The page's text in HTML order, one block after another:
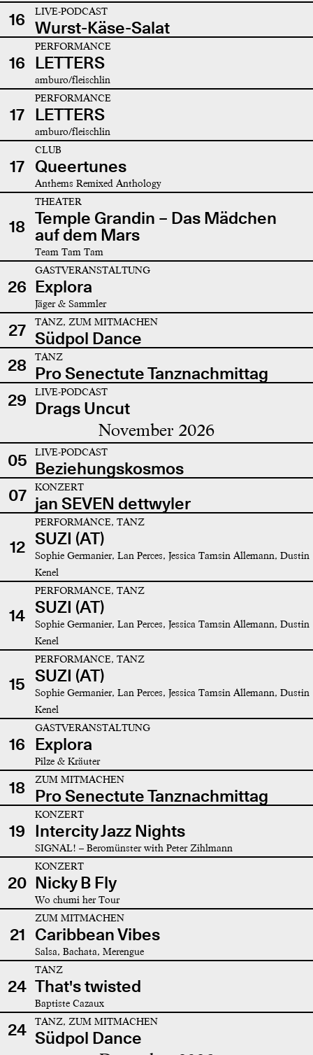
16 LIVE-PODCAST
Wurst-Käse-Salat
16
PERFORMANCE
LETTERS
amburo/fleischlin
17
PERFORMANCE
LETTERS
amburo/fleischlin
17
CLUB
Queertunes
Anthems Remixed Anthology
18
THEATER
Temple Grandin – Das Mädchen
auf dem Mars
Team Tam Tam
26
GASTVERANSTALTUNG
Explora
Jäger & Sammler
27 TANZ, ZUM MITMACHEN
Südpol Dance
28
TANZ
Pro Senectute Tanznachmittag
29
LIVE-PODCAST
Drags Uncut
November 2026
05 LIVE-PODCAST
Beziehungskosmos
07
KONZERT
jan SEVEN dettwyler
12
PERFORMANCE, TANZ
SUZI (AT)
Sophie Germanier, Lan Perces, Jessica Tamsin Allemann, Dustin
Kenel
14
PERFORMANCE, TANZ
SUZI (AT)
Sophie Germanier, Lan Perces, Jessica Tamsin Allemann, Dustin
Kenel
15
PERFORMANCE, TANZ
SUZI (AT)
Sophie Germanier, Lan Perces, Jessica Tamsin Allemann, Dustin
Kenel
16
GASTVERANSTALTUNG
Explora
Pilze & Kräuter
18 ZUM MITMACHEN
Pro Senectute Tanznachmittag
19
KONZERT
Intercity Jazz Nights
SIGNAL! – Beromünster with Peter Zihlmann
20
KONZERT
Nicky B Fly
Wo chumi her Tour
21
ZUM MITMACHEN
Caribbean Vibes
Salsa, Bachata, Merengue
24
TANZ
That's twisted
Baptiste Cazaux
24 TANZ, ZUM MITMACHEN
Südpol Dance